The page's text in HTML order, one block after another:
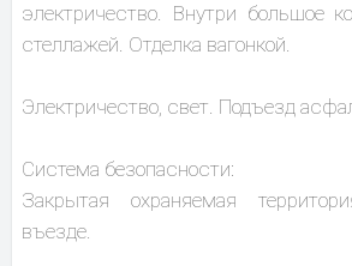
электричество. Внутри большое
стеллажей. Отделка вагонкой.
Электричество, свет. Подъезд
Система безопасности:
Закрытая охраняемая
въезде.